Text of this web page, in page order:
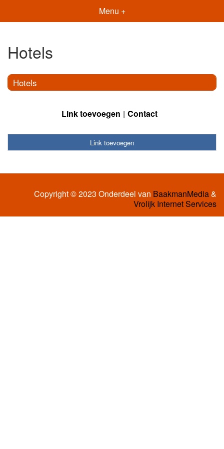
Menu +
Hotels
Hotels
Link toevoegen Contact
Link toevoegen
Copyright © 2023 Onderdeel van BaakmanMedia&
Vrolijk Internet Services